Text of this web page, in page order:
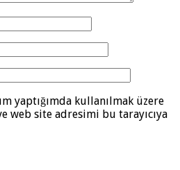
yaptığımda kullanılmak üzere
web site adresimi bu tarayıcıya